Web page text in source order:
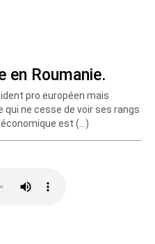
ici
en Roumanie.
pro européen mais
ne cesse de voir ses rangs
est (…)